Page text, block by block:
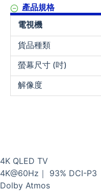
產品規格
電視機
貨品種類
螢幕尺寸 (吋)
解像度
4K QLED TV
4K@60Hz｜ 93% DCI-P3
Dolby Atmos